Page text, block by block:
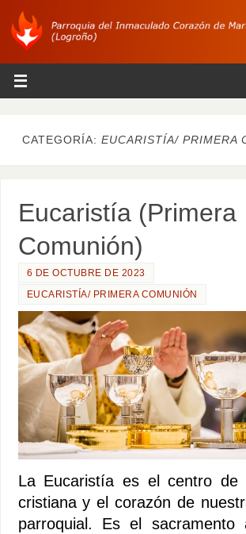
CATEGORÍA: EUCARISTÍA/ PRIMERA
Eucaristía (Primera
Comunión)
6 DE OCTUBRE DE 2023
EUCARISTÍA/ PRIMERA COMUNIÓN
La Eucaristía es el centro de
cristiana y el corazón de
parroquial. Es el sacramento